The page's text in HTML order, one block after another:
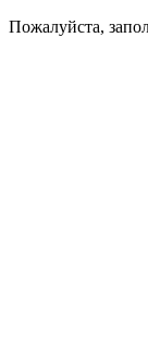
Пожалуйста,